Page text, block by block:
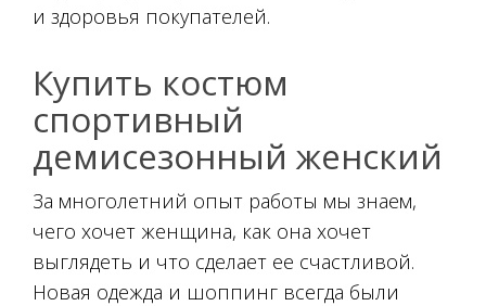
и здоровья покупателей.
Купить костюм
спортивный
демисезонный женский
За многолетний опыт работы мы знаем,
чего хочет женщина, как она хочет
выглядеть и что сделает ее счастливой.
Новая одежда и шоппинг всегда были